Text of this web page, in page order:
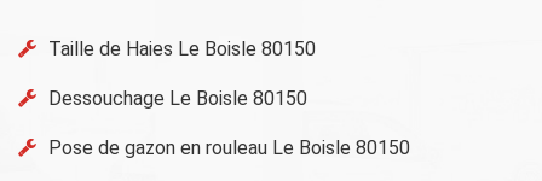
Taille de Haies Le Boisle 80150
Dessouchage Le Boisle 80150
Pose de gazon en rouleau Le Boisle 80150